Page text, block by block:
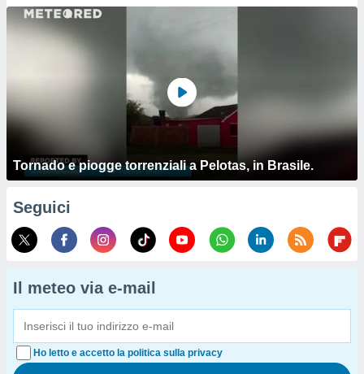
Tornado e piogge torrenziali a Pelotas, in Brasile.
Seguici
Il meteo via e-mail
Ho letto e accetto la politica sulla privacy